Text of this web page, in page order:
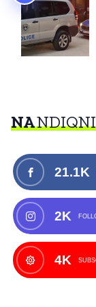
NANDIQNI
21.1K
2K
4K